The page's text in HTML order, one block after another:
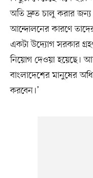
অতি দ্রুত চালু করার জন্য
আন্দোলনের কারণে তাদের
একটা উদ্যোগ সরকার
নিয়োগ দেওয়া হয়েছে।
বাংলাদেশের মানুষের
করবেন।’